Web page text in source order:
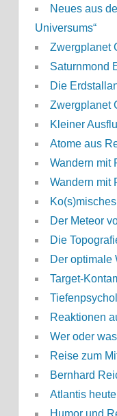
Neues aus
Universums“
Zwergplanet
Saturnmond
Die
Zwergplanet
Kleiner
Atome aus
Wandern mit
Wandern mit
Der Meteor
Die
Der optimale
Target-
Reaktionen
Wer oder
Reise zum
Bernhard
Atlantis